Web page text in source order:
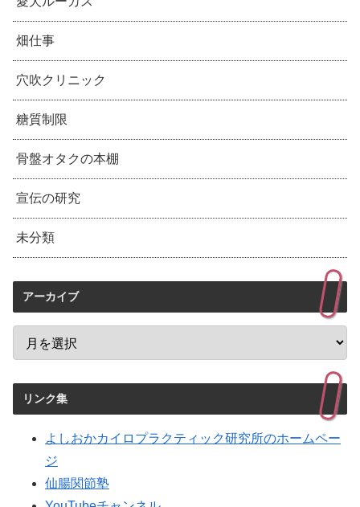
畑仕事
穴吹クリニック
糖質制限
骨盤オタクの本棚
宣伝の研究
未分類
アーカイブ
リンク集
よしおかカイロプラクティック研究所のホームペー
ジ
仙腸関節塾